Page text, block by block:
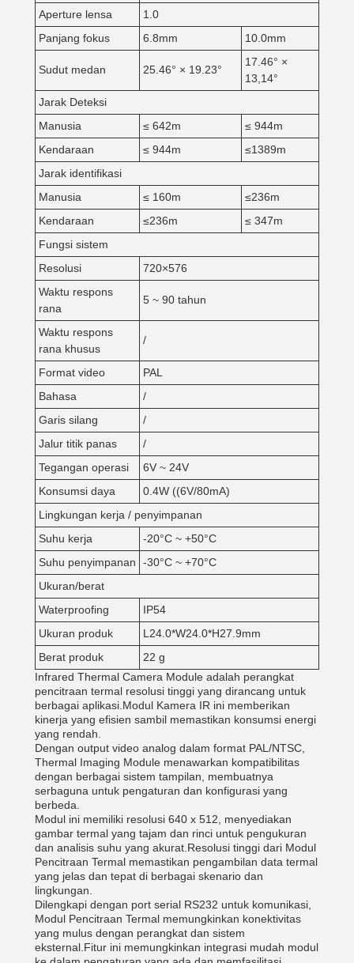
Aperture lensa
1.0
Panjang fokus
6.8mm 10.0mm
Sudut medan 25.46° × 19.23°
17.46° ×
13,14°
Jarak Deteksi
Manusia
≤ 642m
≤ 944m
Kendaraan
≤ 944m
≤1389m
Jarak identifikasi
Manusia
≤ 160m
≤236m
Kendaraan
≤236m
≤ 347m
Fungsi sistem
Resolusi
720×576
Waktu respons
rana
5 ~ 90 tahun
Waktu respons
rana khusus
/
Format video
PAL
Bahasa
/
Garis silang
/
Jalur titik panas
/
Tegangan operasi
6V ~ 24V
Konsumsi daya
0.4W ((6V/80mA)
Lingkungan kerja / penyimpanan
Suhu kerja
-20°C ~ +50°C
Suhu penyimpanan
-30°C ~ +70°C
Ukuran/berat
Waterproofing
IP54
Ukuran produk
L24.0*W24.0*H27.9mm
Berat produk
22 g
Infrared Thermal Camera Module adalah perangkat
pencitraan termal resolusi tinggi yang dirancang untuk
berbagai aplikasi.Modul Kamera IR ini memberikan
kinerja yang efisien sambil memastikan konsumsi energi
yang rendah.
Dengan output video analog dalam format PAL/NTSC,
Thermal Imaging Module menawarkan kompatibilitas
dengan berbagai sistem tampilan, membuatnya
serbaguna untuk pengaturan dan konfigurasi yang
berbeda.
Modul ini memiliki resolusi 640 x 512, menyediakan
gambar termal yang tajam dan rinci untuk pengukuran
dan analisis suhu yang akurat.Resolusi tinggi dari Modul
Pencitraan Termal memastikan pengambilan data termal
yang jelas dan tepat di berbagai skenario dan
lingkungan.
Dilengkapi dengan port serial RS232 untuk komunikasi,
Modul Pencitraan Termal memungkinkan konektivitas
yang mulus dengan perangkat dan sistem
eksternal.Fitur ini memungkinkan integrasi mudah modul